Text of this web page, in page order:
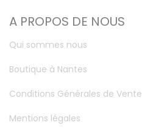
A PROPOS DE NOUS
Qui sommes nous
Boutique à Nantes
Conditions Générales de Vente
Mentions légales